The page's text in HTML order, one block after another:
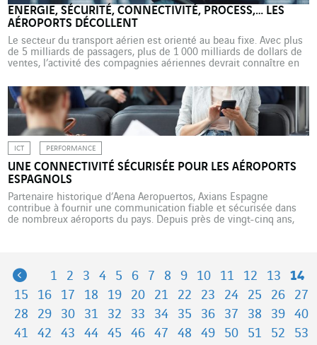
ENERGIE, SÉCURITÉ, CONNECTIVITÉ, PROCESS,… LES
AÉROPORTS DÉCOLLENT
Le secteur du transport aérien est orienté au beau fixe. Avec plus
de 5 milliards de passagers, plus de 1 000 milliards de dollars de
ventes, l’activité des compagnies aériennes devrait connaître en
systèmes de tri bagages à la durabilité des installations de lutte
contre l’incendie en passant par […]
ICT PERFORMANCE
UNE CONNECTIVITÉ SÉCURISÉE POUR LES AÉROPORTS
ESPAGNOLS
Partenaire historique d’Aena Aeropuertos, Axians Espagne
contribue à fournir une communication fiable et sécurisée dans
de nombreux aéroports du pays. Depuis près de vingt-cinq ans,
Previous
1 2 3 4 5 6 7 8 9 10 11 12 13
14
15
16 17 18 19 20 21 22 23 24 25 26
27
28
29 30 31 32 33 34 35 36 37 38 39
40
41
42 43 44 45 46 47 48 49 50 51 52
53